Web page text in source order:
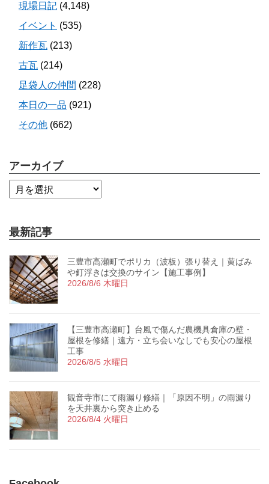
現場日記 (4,148)
イベント (535)
新作瓦 (213)
古瓦 (214)
足袋人の仲間 (228)
本日の一品 (921)
その他 (662)
アーカイブ
最新記事
三豊市高瀬町でポリカ（波板）張り替え｜黄ばみ
や釘浮きは交換のサイン【施工事例】
2026/8/6 木曜日
【三豊市高瀬町】台風で傷んだ農機具倉庫の壁・
屋根を修繕｜遠方・立ち会いなしでも安心の屋根
工事
2026/8/5 水曜日
観音寺市にて雨漏り修繕｜「原因不明」の雨漏り
を天井裏から突き止める
2026/8/4 火曜日